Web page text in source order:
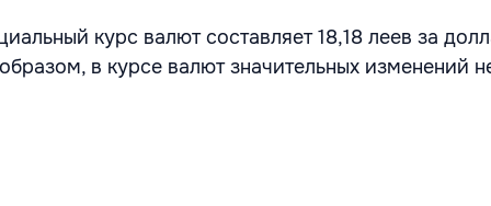
курс валют составляет 18,18 леев за
в курсе валют значительных изменений